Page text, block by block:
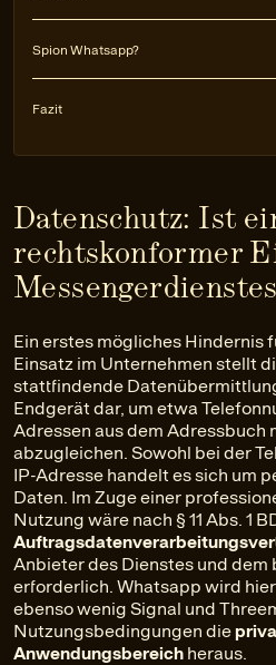
Spion Whatsapp?
Fazit
Datenschutz: Ist
rechtskonformer
Ein erstes mögliches Hindernis
Einsatz im Unternehmen stellt
stattfindende
Endgerät dar, um etwa
Adressen aus dem Adressbuch
abzugleichen. Sowohl bei der
IP-Adresse handelt es sich um
Daten. Im Zuge einer
Nutzung wäre nach § 11 Abs. 1
Anbieter des Dienstes und
erforderlich. Whatsapp wird
ebenso wenig Signal und
Nutzungsbedingungen die
Anwendungsbereich heraus.